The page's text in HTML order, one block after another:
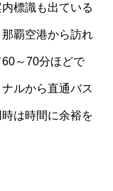
標識も出ている
覇空港から訪れ
～70分ほどで
ルから直通バス
は時間に余裕を